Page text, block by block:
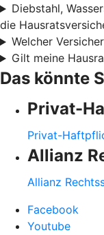
Diebstahl,
die
Welcher
Gilt meine
Das könnte
Privat-
Privat-
Allianz
Allianz
Facebook
Youtube